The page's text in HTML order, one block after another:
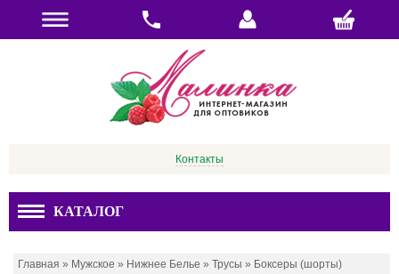
Контакты
КАТАЛОГ
Главная » Мужское » Нижнее Белье » Трусы » Боксеры (шорты)